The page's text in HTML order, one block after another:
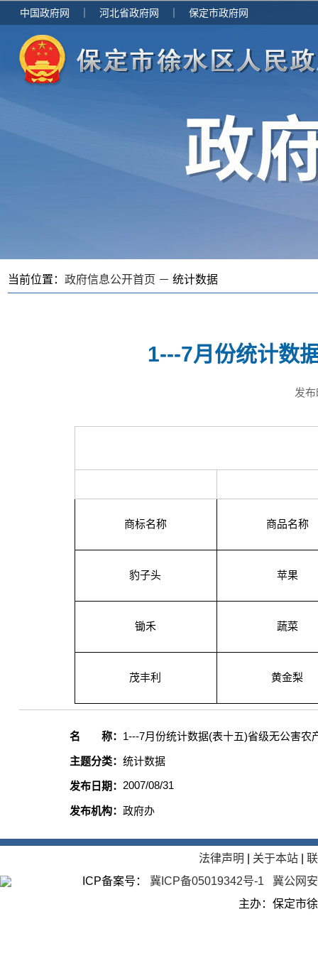
中国政府网 河北省政府网 保定市政府网
当前位置： 政府信息公开首页 － 统计数据
1---7月份统计数
发
商标名称 商品名称
豹子头 苹果
锄禾 蔬菜
茂丰利 黄金梨
名 称： 1---7月份统计数据(表十五)省级无公害农
主题分类： 统计数据
发布日期： 2007/08/31
发布机构： 政府办
法律声明 关于本站 |
ICP备案号：
冀ICP备05019342号-1
冀公网
主办：保定市